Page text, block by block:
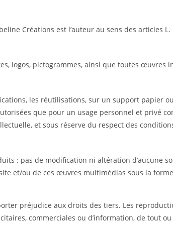
Créations est l’auteur au sens des articles L.
logos, pictogrammes, ainsi que toutes œuvres
les réutilisations, sur un support papier
que pour un usage personnel et privé
et sous réserve du respect des
: pas de modification ni altération d’aucune
et/ou de ces œuvres multimédias sous la
préjudice aux droits des tiers. Les
commerciales ou d’information, de tout